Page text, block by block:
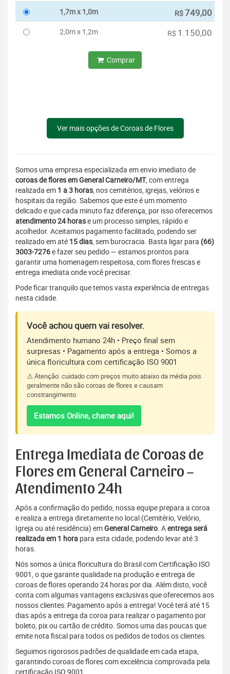
1,7m x 1,0m R$749,00
2,0m x 1,2m R$ 1.150,00
Comprar
Ver mais opções de Coroas de Flores
Somos uma empresa especializada em envio imediato de
coroas de flores em General Carneiro/MT, com entrega
realizada em 1 a 3 horas, nos cemitérios, igrejas, velórios e
hospitais da região. Sabemos que este é um momento
delicado e que cada minuto faz diferença, por isso oferecemos
atendimento 24 horase um processo simples, rápido e
acolhedor. Aceitamos pagamento facilitado, podendo ser
realizado em até 15 dias, sem burocracia. Basta ligar para (66)
3003-7276e fazer seu pedido — estamos prontos para
garantir uma homenagem respeitosa, com flores frescas e
entrega imediata onde você precisar.
Pode ficar tranquilo que temos vasta experiência de entregas
nesta cidade.
Você achou quem vai resolver.
Atendimento humano 24h • Preço final sem
surpresas • Pagamento após a entrega • Somos a
única floricultura com certificação ISO 9001
⚠️ Atenção: cuidado com preços muito abaixo da média pois
geralmente não são coroas de flores e causam
constrangimento.
Estamos Online, chame aqui!
Entrega Imediata de Coroas de
Flores em General Carneiro –
Atendimento 24h
Após a confirmação do pedido, nossa equipe prepara a coroa
e realiza a entrega diretamente no local (Cemitério, Velório,
Igreja ou até residência) emGeneral Carneiro. Aentrega será
realizada em 1 hora para esta cidade, podendo levar até 3
horas.
Nós somos a única floricultura do Brasil com Certificação ISO
9001, o que garante qualidade na produção e entrega de
coroas de flores operando 24 horas por dia. Além disto, você
conta com algumas vantagens exclusivas que oferecemos aos
nossos clientes: Pagamento após a entrega! Você terá até 15
dias após a entrega da coroa para realizar o pagamento por
boleto, pix ou cartão de crédito. Somos uma das poucas que
emite nota fiscal para todos os pedidos de todos os clientes.
Seguimos rigorosos padrões de qualidade em cada etapa,
garantindo coroas de flores com excelência comprovada pela
certificação ISO 9001.